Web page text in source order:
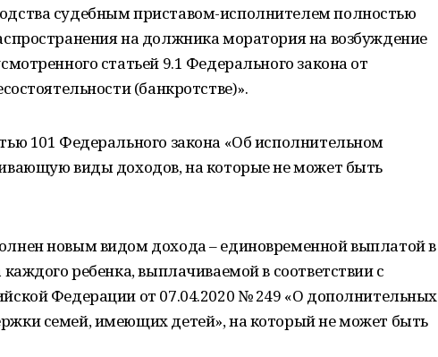
судебным приставом-исполнителем полностью
на должника моратория на возбуждение
статьей 9.1 Федерального закона от
(банкротстве)».
101 Федерального закона «Об исполнительном
виды доходов, на которые не может быть
новым видом дохода – единовременной выплатой в
ребенка, выплачиваемой в соответствии с
Федерации от 07.04.2020 № 249 «О дополнительных
семей, имеющих детей», на который не может быть